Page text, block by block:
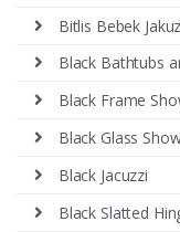
Bitlis Bebek
Black Bathtubs
Black Frame
Black Glass
Black Jacuzzi
Black Slatted